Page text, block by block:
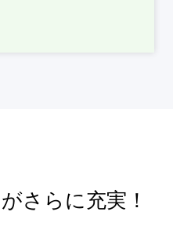
さらに充実！